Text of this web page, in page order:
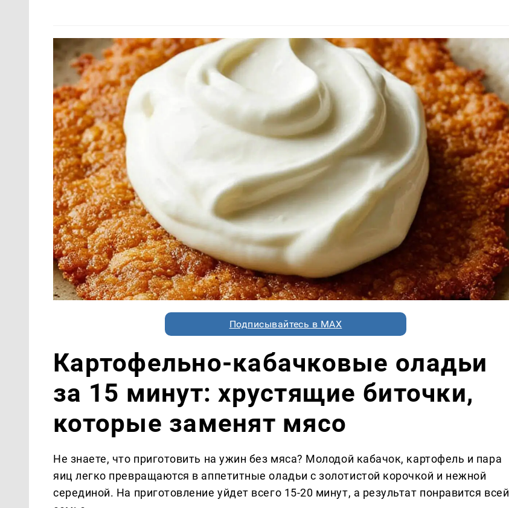
Подписывайтесь в MAX
Картофельно-кабачковые оладьи
за 15 минут: хрустящие биточки,
которые заменят мясо
Не знаете, что приготовить на ужин без мяса? Молодой кабачок, картофель и пара
яиц легко превращаются в аппетитные оладьи с золотистой корочкой и нежной
серединой. На приготовление уйдет всего 15-20 минут, а результат понравится всей